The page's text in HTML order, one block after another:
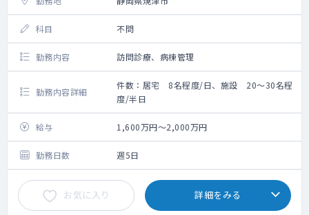
科目 不問
勤務内容 訪問診療、病棟管理
勤務内容詳細
件数：居宅 8名程度/日、施設 20～30名程
度/半日
給与 1,600万円～2,000万円
勤務日数 週5日
お気に入り 詳細をみる